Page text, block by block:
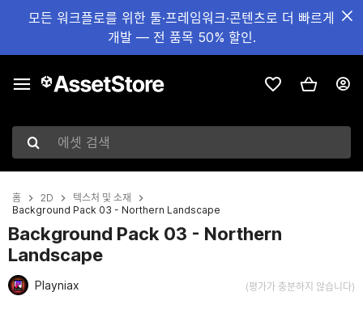
모든 워크플로를 위한 툴·프레임워크·콘텐츠로 더 빠르게
개발 — 전 품목 50% 할인.
에셋 검색
홈 2D
텍스처 및 소재
Background Pack 03 - Northern Landscape
Background Pack 03 - Northern
Landscape
Playniax (평가가 충분하지 않습니다)